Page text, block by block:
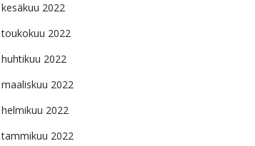
kesäkuu 2022
toukokuu 2022
huhtikuu 2022
maaliskuu 2022
helmikuu 2022
tammikuu 2022